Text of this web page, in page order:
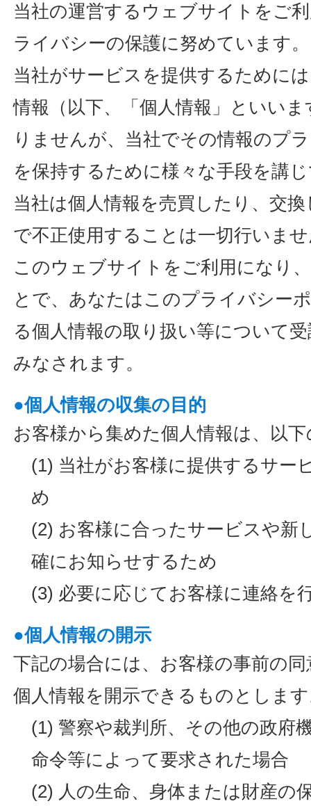
当社の運営するウェブサイトをご
ライバシーの保護に努めています。
当社がサービスを提供するために
情報（以下、「個人情報」といい
りませんが、当社でその情報のプ
を保持するために様々な手段を講
当社は個人情報を売買したり、交
で不正使用することは一切行いま
このウェブサイトをご利用になり
とで、あなたはこのプライバシー
る個人情報の取り扱い等について
みなされます。
●個人情報の収集の目的
お客様から集めた個人情報は、以
(1) 当社がお客様に提供するサー
め
(2) お客様に合ったサービスや新
確にお知らせするため
(3) 必要に応じてお客様に連絡を
●個人情報の開示
下記の場合には、お客様の事前の
個人情報を開示できるものとしま
(1) 警察や裁判所、その他の政府
命令等によって要求された場合
(2) 人の生命、身体または財産の